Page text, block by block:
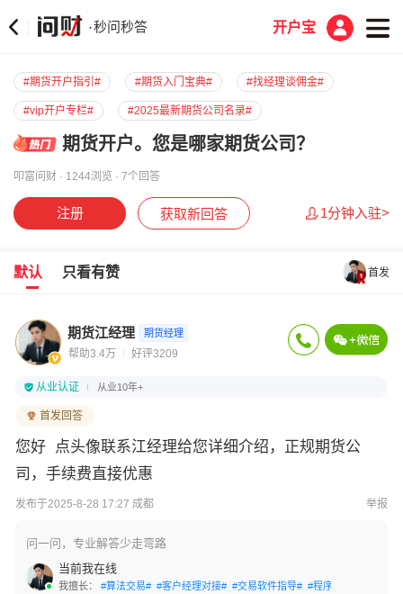
·秒问秒答 开户宝
#期货开户指引# #期货入门宝典# #找经理谈佣金#
#vip开户专栏# #2025最新期货公司名录#
期货开户。您是哪家期货公司？
叩富问财 · 1244浏览 · 7个回答
注册 获取新回答 1分钟入驻>
默认 只看有赞 首发
期货江经理 期货经理
帮助3.4万 好评3209
从业认证 从业10年+
首发回答
您好 点头像联系江经理给您详细介绍，正规期货公
司，手续费直接优惠
发布于2025-8-28 17:27 成都 举报
问一问，专业解答少走弯路
当前我在线
我擅长： #算法交易# #客户经理对接# #交易软件指导# #程序化交易#